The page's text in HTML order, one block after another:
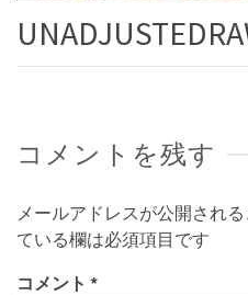
コメントを残す
メールアドレスが公開される
ている欄は必須項目です
コメント *